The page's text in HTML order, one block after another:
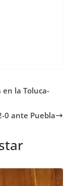
la Toluca-
0 ante Puebla